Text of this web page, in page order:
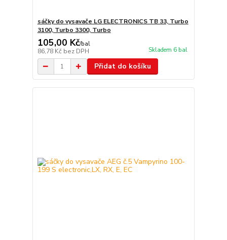
sáčky do vysavače LG ELECTRONICS TB 33, Turbo
3100, Turbo 3300, Turbo
105,00 Kč/bal
86,78 Kč bez DPH Skladem 6 bal
Přidat do košíku